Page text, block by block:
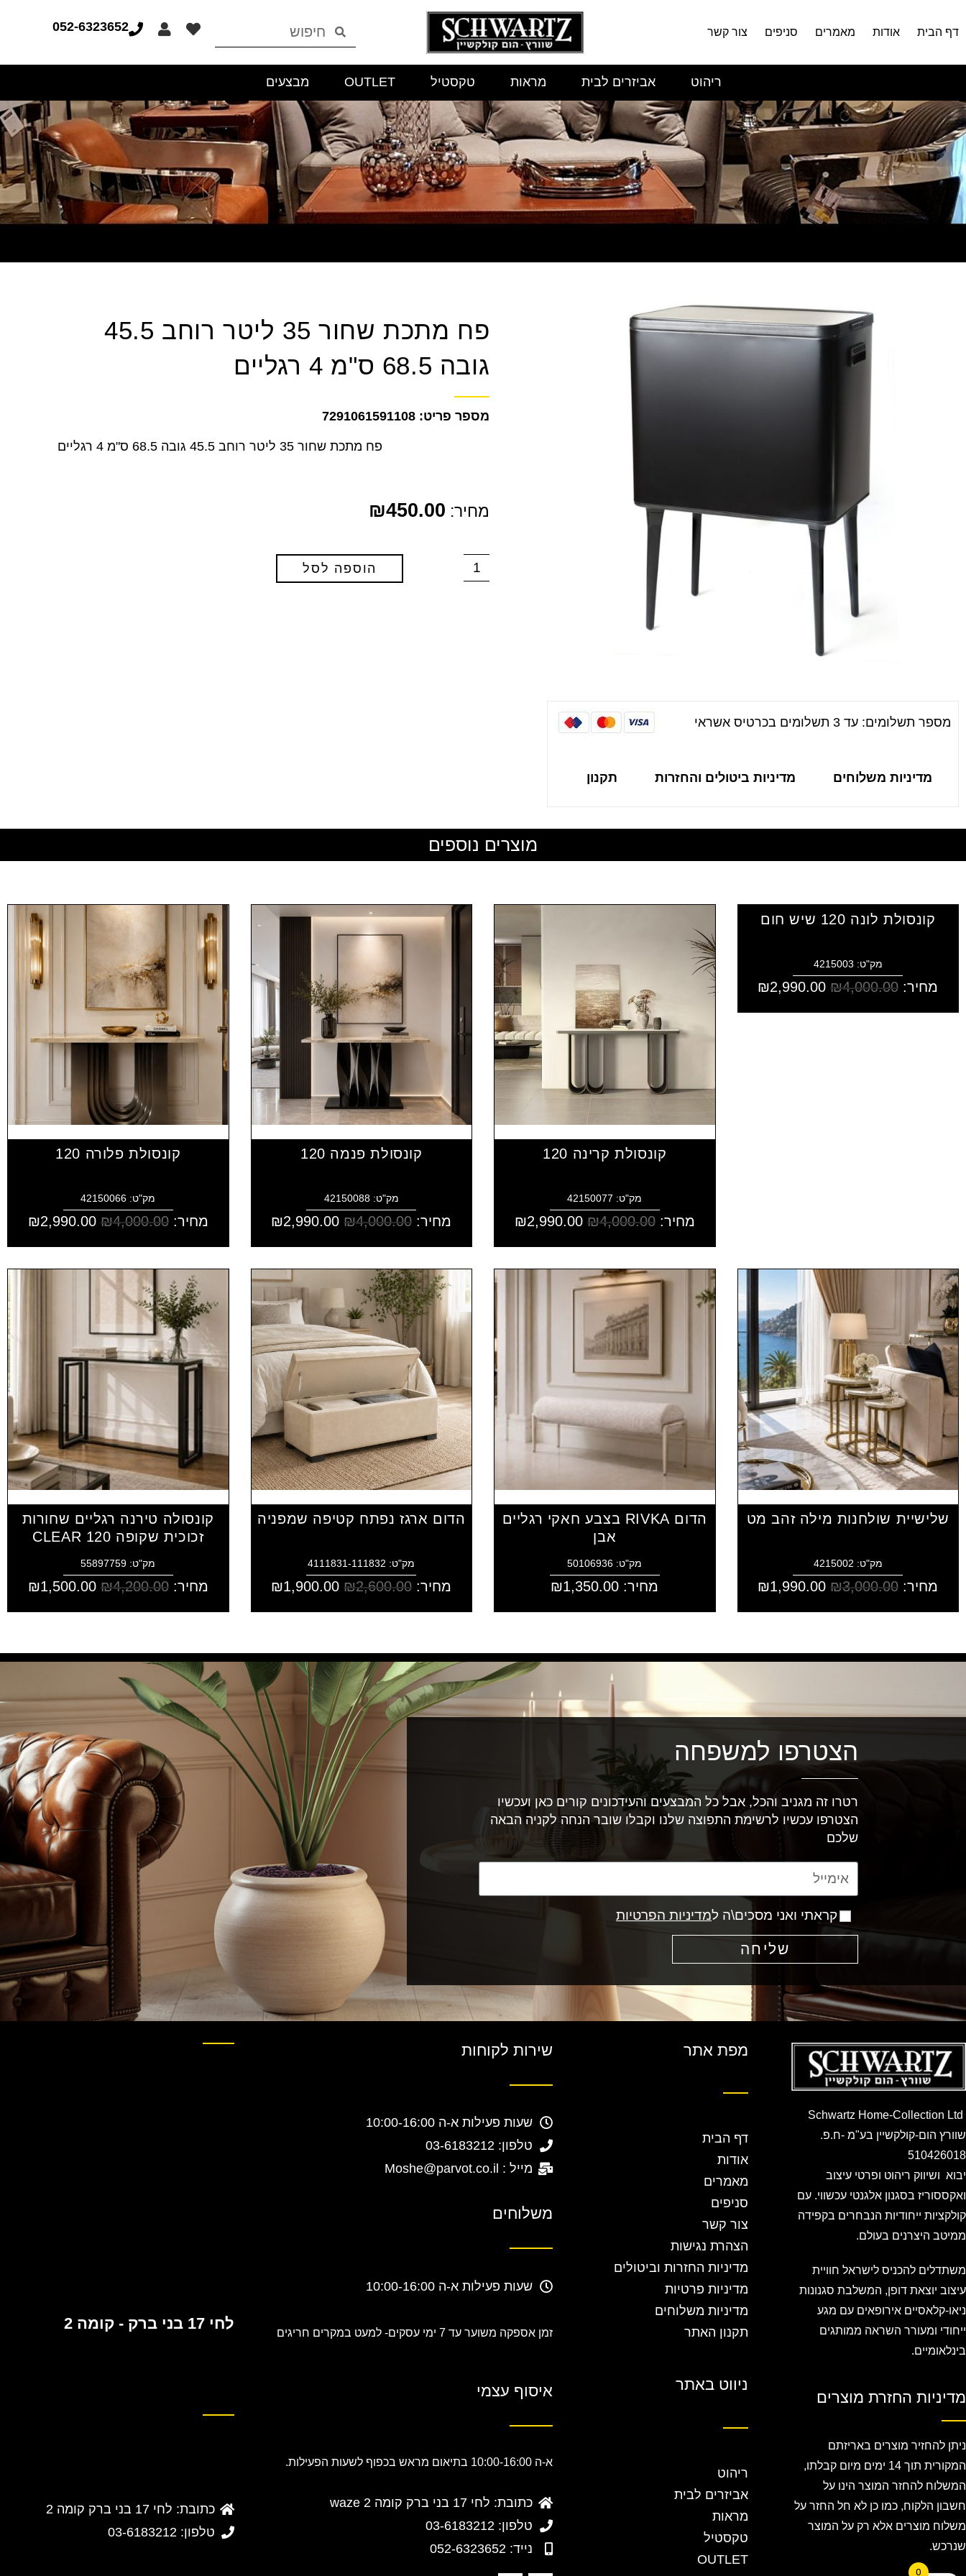
דף הבית אודות מאמרים סניפים צור קשר 052-6323652
ריהוט אביזרים לבית מראות טקסטיל OUTLET מבצעים
פח מתכת שחור 35 ליטר רוחב 45.5
גובה 68.5 ס"מ 4 רגליים
7291061591108
פח מתכת שחור 35 ליטר רוחב 45.5 גובה 68.5 ס"מ 4 רגליים
מחיר: ₪450.00
הוספה לסל
מספר תשלומים: עד 3 תשלומים בכרטיס אשראי
מדיניות משלוחים מדיניות ביטולים והחזרות תקנון
מוצרים נוספים
קונסולת לונה 120 שיש חום
מק"ט: 4215003
מחיר: ₪4,000.00
₪2,990.00
קונסולת קרינה 120
מק"ט: 42150077
מחיר: ₪4,000.00
₪2,990.00
קונסולת פנמה 120
מק"ט: 42150088
מחיר: ₪4,000.00
₪2,990.00
קונסולת פלורה 120
מק"ט: 42150066
מחיר: ₪4,000.00
₪2,990.00
שלישיית שולחנות מילה זהב מט
מק"ט: 4215002
מחיר: ₪3,000.00
₪1,990.00
הדום RIVKA בצבע חאקי רגליים
אבן
מק"ט: 50106936
מחיר: ₪1,350.00
הדום ארגז נפתח קטיפה שמפניה
מק"ט: 4111831-111832
מחיר: ₪2,600.00
₪1,900.00
קונסולה טירנה רגליים שחורות
זכוכית שקופה CLEAR 120
מק"ט: 55897759
מחיר: ₪4,200.00
₪1,500.00
הצטרפו למשפחה
רטרו זה מגניב והכל, אבל כל המבצעים והעידכונים קורים כאן ועכשיו
הצטרפו עכשיו לרשימת התפוצה שלנו וקבלו שובר הנחה לקניה הבאה
שלכם
קראתי ואני מסכים\ה למדיניות הפרטיות
שליחה
שוורץ הום-קולקשיין בע"מ -ח.פ.
510426018
יבוא ושיווק ריהוט ופרטי עיצוב
ואקססוריז בסגנון אלגנטי עכשווי. עם
קולקציות ייחודיות הנבחרים בקפידה
ממיטב היצרנים בעולם.
משתדלים להכניס לישראל חוויית
עיצוב יוצאת דופן, המשלבת סגנונות
ניאו-קלאסיים אירופאים עם מגע
ייחודי ומעורר השראה ממותגים
בינלאומיים.
מדיניות החזרת מוצרים
ניתן להחזיר מוצרים באריזתם
המקורית תוך 14 ימים מיום קבלתו,
המשלוח להחזר המוצר הינו על
חשבון הלקוח, כמו כן לא חל החזר על
משלוח מוצרים אלא רק על המוצר
שנרכש.
מפת אתר
דף הבית
אודות
מאמרים
סניפים
צור קשר
הצהרת נגישות
מדיניות החזרות וביטולים
מדיניות פרטיות
מדיניות משלוחים
תקנון האתר
ניווט באתר
ריהוט
אביזרים לבית
מראות
טקסטיל
OUTLET
שירות לקוחות
שעות פעילות א-ה 10:00-16:00
טלפון: 03-6183212
מייל : Moshe@parvot.co.il
משלוחים
שעות פעילות א-ה 10:00-16:00
זמן אספקה משוער עד 7 ימי עסקים- למעט במקרים חריגים
איסוף עצמי
א-ה 10:00-16:00 בתיאום מראש בכפוף לשעות הפעילות.
כתובת: לחי 17 בני ברק קומה 2 waze
טלפון: 03-6183212
נייד: 052-6323652
לחי 17 בני ברק - קומה 2
כתובת: לחי 17 בני ברק קומה 2
טלפון: 03-6183212
0